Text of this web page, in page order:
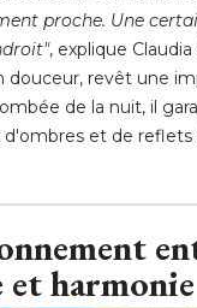
proche. Une
, explique
douceur, revêt une
de la nuit, il
et de reflets
et harmonie